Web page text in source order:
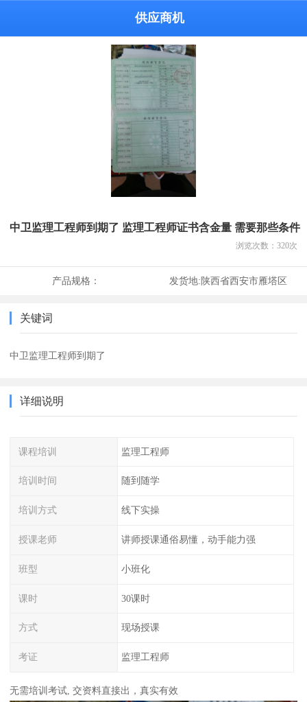
供应商机
中卫监理工程师到期了 监理工程师证书含金量 需要那些条件
浏览次数： 320次
产品规格： 发货地:陕西省西安市雁塔区
关键词
中卫监理工程师到期了
详细说明
课程培训 监理工程师
培训时间 随到随学
培训方式 线下实操
授课老师 讲师授课通俗易懂，动手能力强
班型 小班化
课时 30课时
方式 现场授课
考证 监理工程师
无需培训考试, 交资料直接出，真实有效